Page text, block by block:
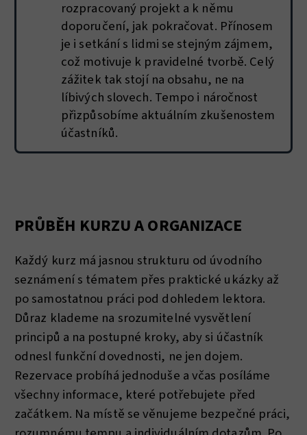
rozpracovaný projekt a k němu
doporučení, jak pokračovat. Přínosem
je i setkání s lidmi se stejným zájmem,
což motivuje k pravidelné tvorbě. Celý
zážitek tak stojí na obsahu, ne na
líbivých slovech. Tempo i náročnost
přizpůsobíme aktuálním zkušenostem
účastníků.
PRŮBĚH KURZU A ORGANIZACE
Každý kurz má jasnou strukturu od úvodního
seznámení s tématem přes praktické ukázky až
po samostatnou práci pod dohledem lektora.
Důraz klademe na srozumitelné vysvětlení
principů a na postupné kroky, aby si účastník
odnesl funkční dovednosti, ne jen dojem.
Rezervace probíhá jednoduše a včas posíláme
všechny informace, které potřebujete před
začátkem. Na místě se věnujeme bezpečné práci,